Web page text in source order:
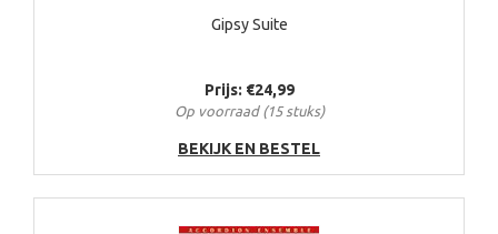
Gipsy Suite
Prijs: €24,99
Op voorraad (15 stuks)
BEKIJK EN BESTEL